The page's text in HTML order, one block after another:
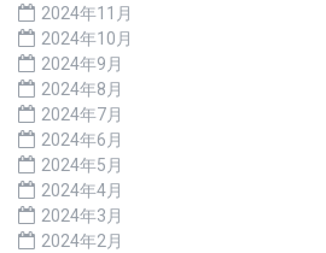
2024年11月
2024年10月
2024年9月
2024年8月
2024年7月
2024年6月
2024年5月
2024年4月
2024年3月
2024年2月